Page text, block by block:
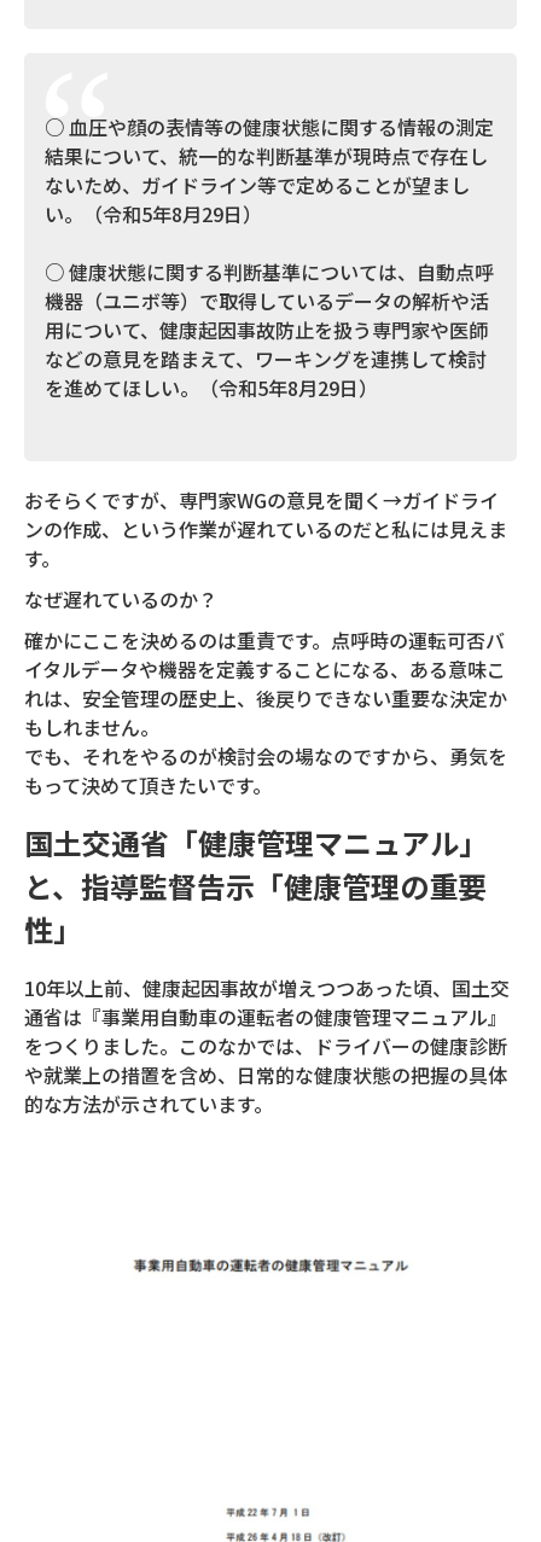
○ 血圧や顔の表情等の健康状態に関する情報の測定
結果について、統一的な判断基準が現時点で存在し
ないため、ガイドライン等で定めることが望まし
い。（令和5年8月29日）
○ 健康状態に関する判断基準については、自動点呼
機器（ユニボ等）で取得しているデータの解析や活
用について、健康起因事故防止を扱う専門家や医師
などの意見を踏まえて、ワーキングを連携して検討
を進めてほしい。（令和5年8月29日）
おそらくですが、専門家WGの意見を聞く→ガイドライ
ンの作成、という作業が遅れているのだと私には見えま
す。
なぜ遅れているのか？
確かにここを決めるのは重責です。点呼時の運転可否バ
イタルデータや機器を定義することになる、ある意味こ
れは、安全管理の歴史上、後戻りできない重要な決定か
もしれません。
でも、それをやるのが検討会の場なのですから、勇気を
もって決めて頂きたいです。
国土交通省「健康管理マニュアル」
と、指導監督告示「健康管理の重要
性」
10年以上前、健康起因事故が増えつつあった頃、国土交
通省は『事業用自動車の運転者の健康管理マニュアル』
をつくりました。このなかでは、ドライバーの健康診断
や就業上の措置を含め、日常的な健康状態の把握の具体
的な方法が示されています。